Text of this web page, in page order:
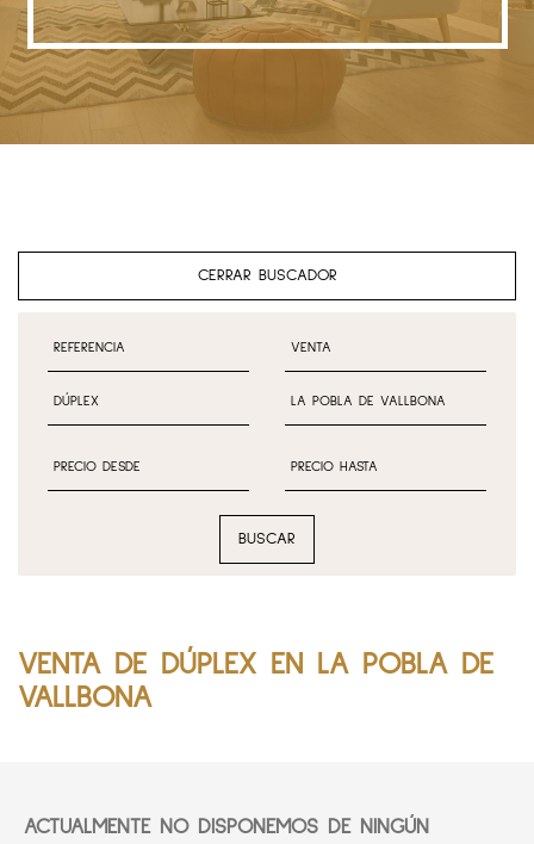
CERRAR BUSCADOR
BUSCAR
VENTA DE DÚPLEX EN LA POBLA DE
VALLBONA
ACTUALMENTE NO DISPONEMOS DE NINGÚN